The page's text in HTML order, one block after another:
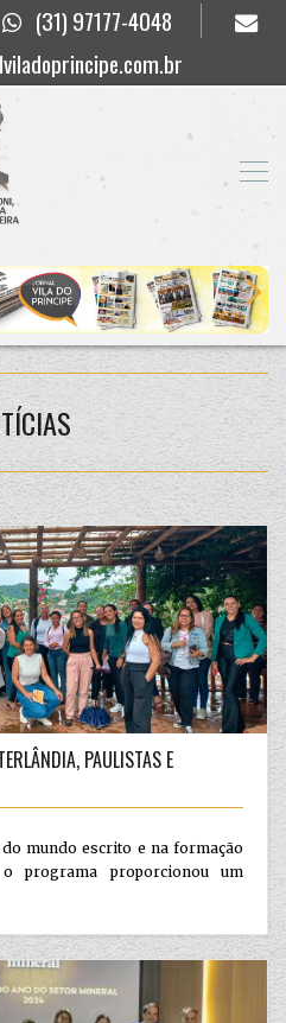
(31) 97177-4048
PAULISTAS E
mundo escrito e na formação
programa proporcionou um